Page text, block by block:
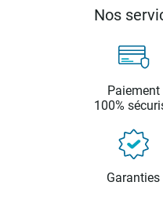
Nos
Paiement
100%
Garanties